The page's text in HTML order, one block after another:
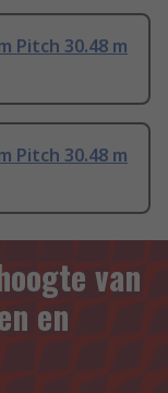
Pitch 30.48 m
Pitch 30.48 m
van
en